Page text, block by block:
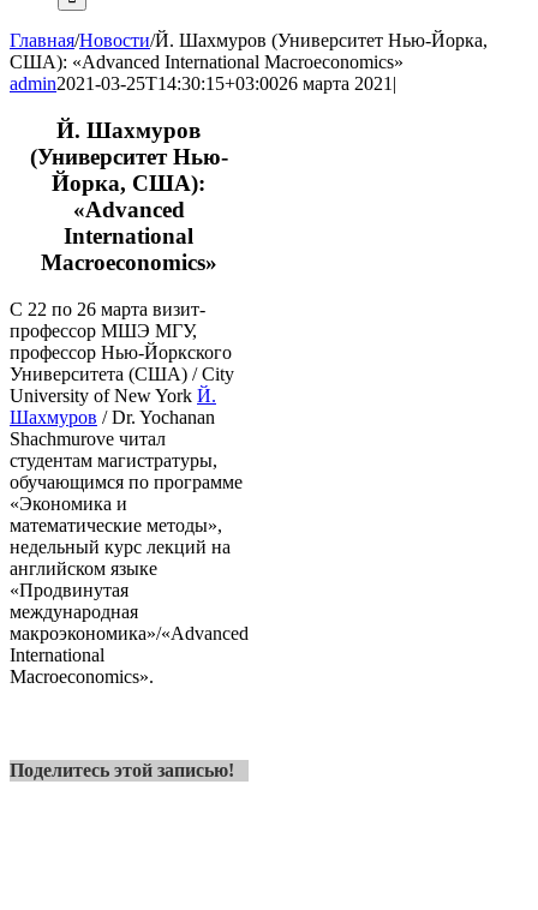
Главная/Новости/Й. Шахмуров (Университет Нью-Йорка,
США): «Advanced International Macroeconomics»
admin2021-03-25T14:30:15+03:0026 марта 2021|
Й. Шахмуров
(Университет Нью-
Йорка, США):
«Advanced
International
Macroeconomics»
С 22 по 26 марта визит-
профессор МШЭ МГУ,
профессор Нью-Йоркского
Университета (США) / City
University of New York Й.
Шахмуров / Dr. Yochanan
Shachmurove читал
студентам магистратуры,
обучающимся по программе
«Экономика и
математические методы»,
недельный курс лекций на
английском языке
«Продвинутая
международная
макроэкономика»/«Advanced
International
Macroeconomics».
Поделитесь этой записью!